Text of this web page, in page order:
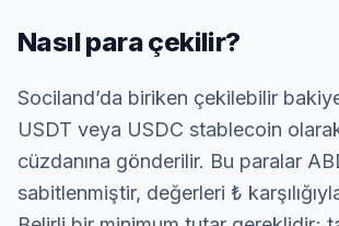
Nasıl para çekilir?
Sociland’da biriken çekilebilir
USDT veya USDC stablecoin
cüzdanına gönderilir. Bu paralar
sabitlenmiştir, değerleri ₺